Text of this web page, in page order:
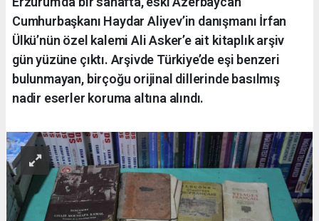
Cumhurbaşkanı Haydar Aliyev’in danışmanı İrfan
Ülkü’nün özel kalemi Ali Asker’e ait kitaplık arşiv
gün yüzüne çıktı. Arşivde Türkiye’de eşi benzeri
bulunmayan, birçoğu orijinal dillerinde basılmış
nadir eserler koruma altına alındı.